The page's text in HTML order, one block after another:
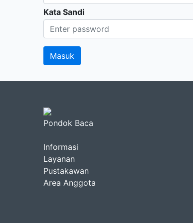
Kata Sandi
Pondok Baca
Informasi
Layanan
Pustakawan
Area Anggota